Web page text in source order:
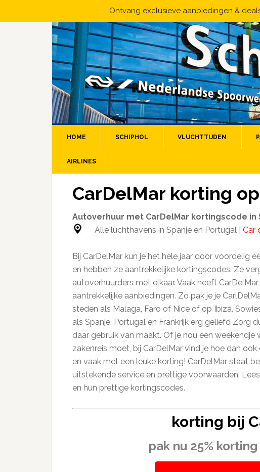
HOME SCHIPHOL VLUCHTTIJDEN
AIRLINES
CarDelMar korting
Autoverhuur met CarDelMar kortingscode in
Alle luchthavens in Spanje en Portugal | Car
Bij CarDelMar kun je het hele jaar door voordelig
en hebben ze aantrekkelijke kortingscodes. Ze
autoverhuurders met elkaar. Vaak heeft CarDelMar
aantrekkelijke aanbiedingen. Zo pak je je
steden als Malaga, Faro of Nice of op Ibiza.
als Spanje, Portugal en Frankrijk erg geliefd Zorg
daar gebruik van maakt. Of je nou een weekendje
zakenreis moet, bij CarDelMar vind je hoe dan
en vaak met een leuke korting! CarDelMar staat
uitstekende service en prettige voorwaarden.
en hun prettige kortingscodes.
korting bij
pak nu 25%
Ontvang exclusieve aanbiedingen &